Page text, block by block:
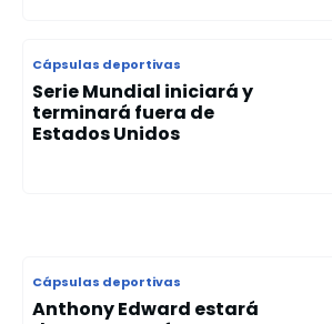
Cápsulas deportivas
Serie Mundial iniciará y
terminará fuera de
Estados Unidos
Cápsulas deportivas
Anthony Edward estará